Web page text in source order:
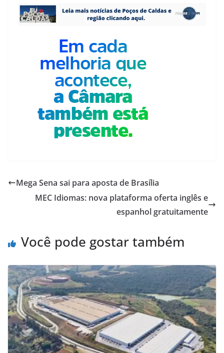
Mega Sena sai para aposta de Brasília
MEC Idiomas: nova plataforma oferta inglês e
espanhol gratuitamente
Você pode gostar também